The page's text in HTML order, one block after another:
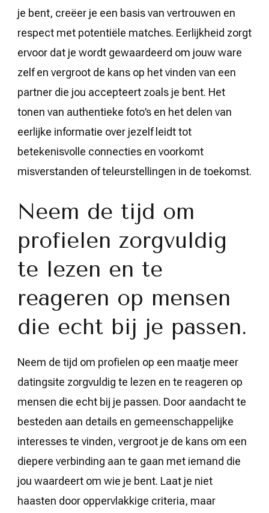
je bent, creëer je een basis van vertrouwen en
respect met potentiële matches. Eerlijkheid zorgt
ervoor dat je wordt gewaardeerd om jouw ware
zelf en vergroot de kans op het vinden van een
partner die jou accepteert zoals je bent. Het
tonen van authentieke foto’s en het delen van
eerlijke informatie over jezelf leidt tot
betekenisvolle connecties en voorkomt
misverstanden of teleurstellingen in de toekomst.
Neem de tijd om
profielen zorgvuldig
te lezen en te
reageren op mensen
die echt bij je passen.
Neem de tijd om profielen op een maatje meer
datingsite zorgvuldig te lezen en te reageren op
mensen die echt bij je passen. Door aandacht te
besteden aan details en gemeenschappelijke
interesses te vinden, vergroot je de kans om een
diepere verbinding aan te gaan met iemand die
jou waardeert om wie je bent. Laat je niet
haasten door oppervlakkige criteria, maar